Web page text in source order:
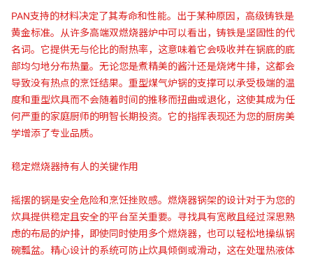
PAN支持的材料决定了其寿命和性能。出于某种原因，高级铸铁是
黄金标准。从许多高端双燃烧器炉中可以看出，铸铁是坚固性的代
名词。它提供无与伦比的耐热率，这意味着它会吸收并在锅底的底
部均匀地分布热量。无论您是煮精美的酱汁还是烧烤牛排，这都会
导致没有热点的烹饪结果。重型煤气炉锅的支撑可以承受极端的温
度和重型炊具而不会随着时间的推移而扭曲或退化，这使其成为任
何严重的家庭厨师的明智长期投资。它的指挥表现还为您的厨房美
学增添了专业品质。
稳定燃烧器持有人的关键作用
摇摆的锅是安全危险和烹饪挫败感。燃烧器锅架的设计对于为您的
炊具提供稳定且安全的平台至关重要。寻找具有宽敞且经过深思熟
虑的布局的炉排，即使同时使用多个燃烧器，也可以轻松地操纵锅
碗瓢盆。精心设计的系统可防止炊具倾倒或滑动，这在处理热液体